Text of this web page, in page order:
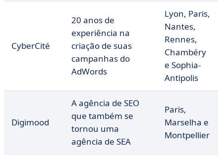
CyberCité
20 anos de
experiência na
criação de suas
campanhas do
AdWords
Lyon, Paris,
Nantes,
Rennes,
Chambéry
e Sophia-
Antipolis
Digimood
A agência de SEO
que também se
tornou uma
agência de SEA
Paris,
Marselha e
Montpellier